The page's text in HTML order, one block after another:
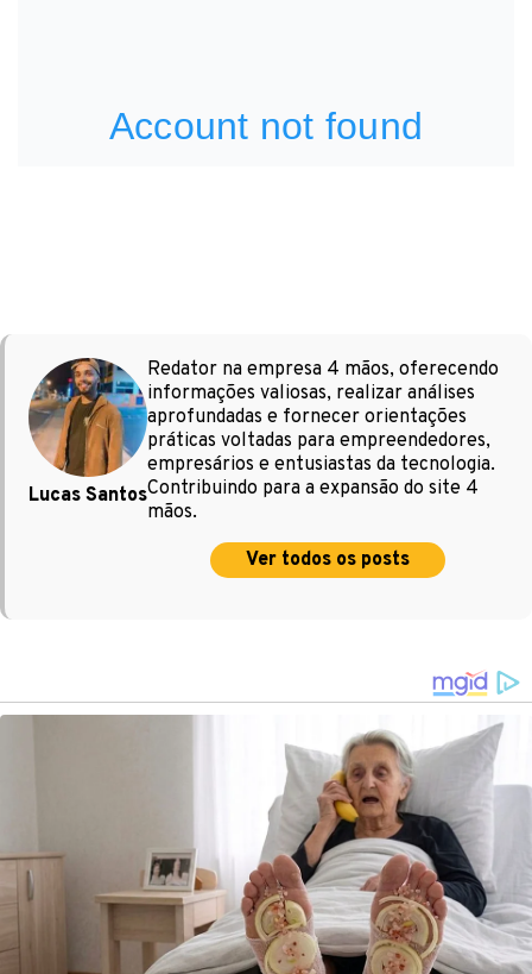
Lucas Santos
Redator na empresa 4 mãos, oferecendo
informações valiosas, realizar análises
aprofundadas e fornecer orientações
práticas voltadas para empreendedores,
empresários e entusiastas da tecnologia.
Contribuindo para a expansão do site 4
mãos.
Ver todos os posts